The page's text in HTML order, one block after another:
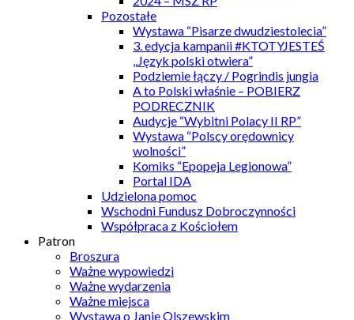
Pozostałe
Wystawa “Pisarze dwudziestolecia”
3. edycja kampanii #KTOTYJESTEŚ
„Język polski otwiera”
Podziemie łączy / Pogrindis jungia
A to Polski właśnie – POBIERZ
PODRECZNIK
Audycje “Wybitni Polacy II RP”
Wystawa “Polscy orędownicy
wolności”
Komiks “Epopeja Legionowa”
Portal IDA
Udzielona pomoc
Wschodni Fundusz Dobroczynności
Współpraca z Kościołem
Patron
Broszura
Ważne wypowiedzi
Ważne wydarzenia
Ważne miejsca
Wystawa o Janie Olszewskim